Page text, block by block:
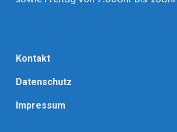
Kontakt
Datenschutz
Impressum